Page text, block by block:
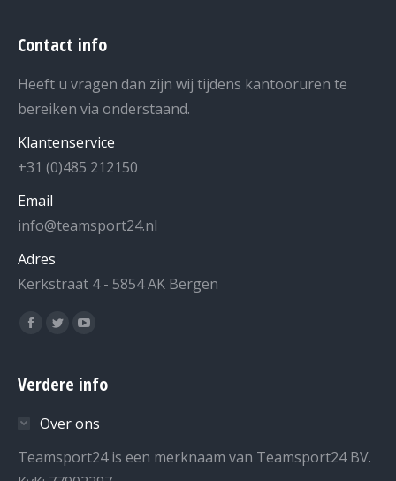
Contact info
Heeft u vragen dan zijn wij tijdens kantooruren te
bereiken via onderstaand.
Klantenservice
+31 (0)485 212150
Email
info@teamsport24.nl
Adres
Kerkstraat 4 - 5854 AK Bergen
Vind ons op:
Facebook
opens
new
Twitter
opens
new
window
YouTube
opens
new
window
Verdere info
Over ons
Teamsport24 is een merknaam van Teamsport24 BV.